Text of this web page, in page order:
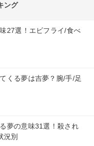
ング
27選！エビフライ/食べ
くる夢は吉夢？腕/手/足
夢の意味31選！殺され
況別